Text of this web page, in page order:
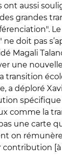
ont aussi
grandes
doit pas
Magali
une
transition
a déploré
comme la
une carte
on
contribution